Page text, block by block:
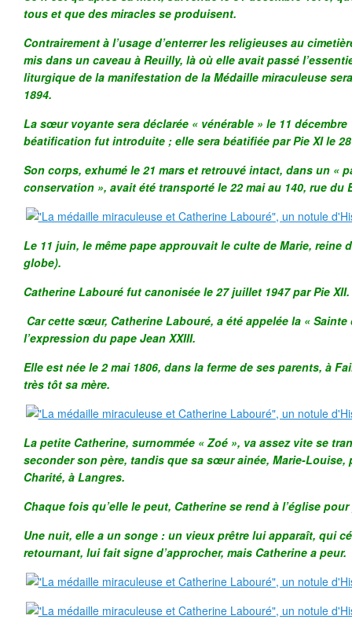
tous et que des miracles se produisent.
Contrairement à l’usage d’enterrer les religieuses au
mis dans un caveau à Reuilly, là où elle avait passé
liturgique de la manifestation de la Médaille miraculeuse
1894.
La sœur voyante sera déclarée « vénérable » le 11
béatification fut introduite ; elle sera béatifiée par Pie XI le
Son corps, exhumé le 21 mars et retrouvé intact, dans un «
conservation », avait été transporté le 22 mai au 140, rue du
Le 11 juin, le même pape approuvait le culte de Marie, reine
globe).
Catherine Labouré fut canonisée le 27 juillet 1947 par Pie XII.
Car cette sœur, Catherine Labouré, a été appelée la «
l’expression du pape Jean XXIII.
Elle est née le 2 mai 1806, dans la ferme de ses parents, à
très tôt sa mère.
La petite Catherine, surnommée « Zoé », va assez vite se
seconder son père, tandis que sa sœur ainée, Marie-Louise,
Charité, à Langres.
Chaque fois qu’elle le peut, Catherine se rend à l’église pour
Une nuit, elle a un songe : un vieux prêtre lui apparaît, qui
retournant, lui fait signe d’approcher, mais Catherine a peur.